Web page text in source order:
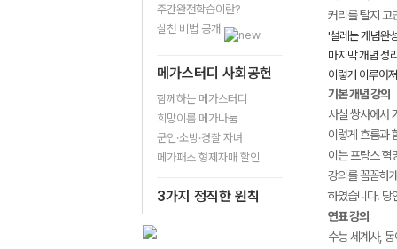
주간완전학습이란?
실천 비법 공개
메가스터디 사회공헌
함께하는 메가스터디
희망이룸 메가나눔
군인·소방·경찰 자녀
메가패스 형제자매 할인
3가지 정직한 원칙
커리를 탈지 고
'설레는 개념완
마지막 개념 정
이렇게 이루어
기본 개념 강의
사실 쌍사에서
이렇게 흐름과
이는 프랑스 혁
강의를 꼼꼼하
하였습니다. 당
연표 강의
수능 세계사,